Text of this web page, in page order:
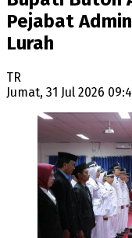
Pejabat
Lurah
TR
Jumat, 31 Jul 2026